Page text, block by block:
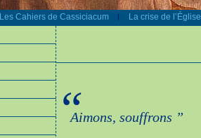
Les Cahiers de Cassiciacum | La crise de l’Église
“
Aimons, souffrons ”